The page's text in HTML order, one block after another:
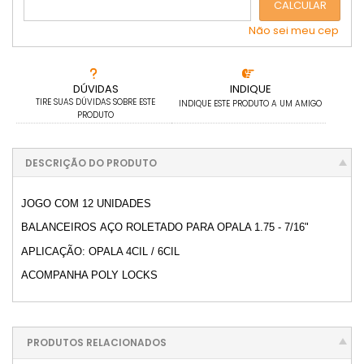
DÚVIDAS
TIRE SUAS DÚVIDAS SOBRE ESTE
PRODUTO
INDIQUE
INDIQUE ESTE PRODUTO A UM AMIGO
CALCULAR
Não sei meu cep
DESCRIÇÃO DO PRODUTO
JOGO COM 12 UNIDADES
BALANCEIROS AÇO ROLETADO PARA OPALA 1.75 - 7/16"
APLICAÇÃO: OPALA 4CIL / 6CIL
ACOMPANHA POLY LOCKS
PRODUTOS RELACIONADOS